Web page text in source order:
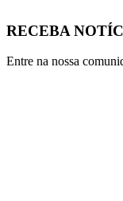
RECEBA
Entre na nossa